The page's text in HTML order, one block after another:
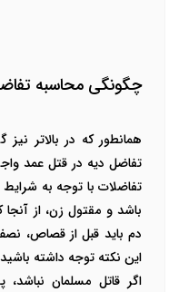
چگونگی محاسبه
همانطور که در بالاتر
تفاضل دیه در قتل عمد
تفاضلات با توجه به
باشد و مقتول زن، از
دم باید قبل از قصاص،
این نکته توجه داشته
اگر قاتل مسلمان